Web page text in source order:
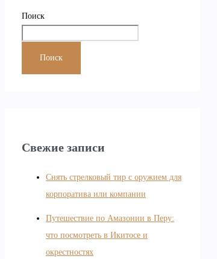
Поиск
Поиск
Свежие записи
Снять стрелковый тир с оружием для
корпоратива или компании
Путешествие по Амазонии в Перу:
что посмотреть в Икитосе и
окрестностях